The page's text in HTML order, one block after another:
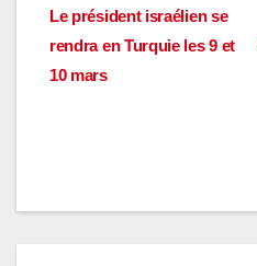
Navigation
de
Le président israélien se
rendra en Turquie les 9 et
10 mars